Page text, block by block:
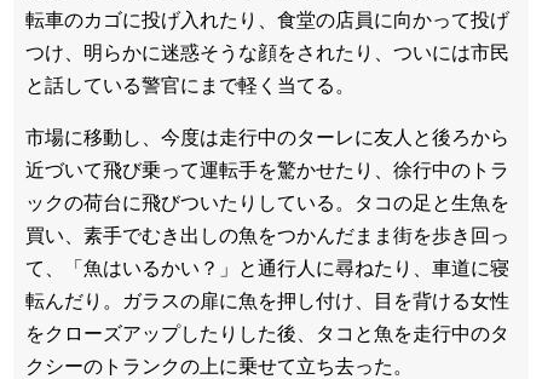
転車のカゴに投げ入れたり、食堂の店員に向かって投げ
つけ、明らかに迷惑そうな顔をされたり、ついには市民
と話している警官にまで軽く当てる。
市場に移動し、今度は走行中のターレに友人と後ろから
近づいて飛び乗って運転手を驚かせたり、徐行中のトラ
ックの荷台に飛びついたりしている。タコの足と生魚を
買い、素手でむき出しの魚をつかんだまま街を歩き回っ
て、「魚はいるかい？」と通行人に尋ねたり、車道に寝
転んだり。ガラスの扉に魚を押し付け、目を背ける女性
をクローズアップしたりした後、タコと魚を走行中のタ
クシーのトランクの上に乗せて立ち去った。